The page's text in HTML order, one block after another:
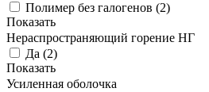
Полимер без галогенов (2)
Показать
Нераспространяющий горение НГ
Да (2)
Показать
Усиленная оболочка